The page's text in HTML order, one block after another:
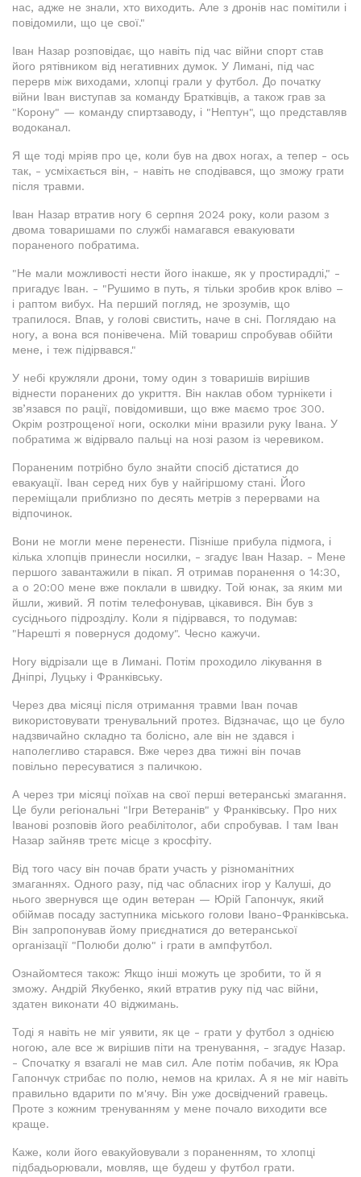
нас, адже не знали, хто виходить. Але з дронів нас помітили і
повідомили, що це свої."
Іван Назар розповідає, що навіть під час війни спорт став
його рятівником від негативних думок. У Лимані, під час
перерв між виходами, хлопці грали у футбол. До початку
війни Іван виступав за команду Братківців, а також грав за
"Корону" — команду спиртзаводу, і "Нептун", що представляв
водоканал.
Я ще тоді мріяв про це, коли був на двох ногах, а тепер - ось
так, - усміхається він, - навіть не сподівався, що зможу грати
після травми.
Іван Назар втратив ногу 6 серпня 2024 року, коли разом з
двома товаришами по службі намагався евакуювати
пораненого побратима.
"Не мали можливості нести його інакше, як у простирадлі," -
пригадує Іван. - "Рушимо в путь, я тільки зробив крок вліво –
і раптом вибух. На перший погляд, не зрозумів, що
трапилося. Впав, у голові свистить, наче в сні. Поглядаю на
ногу, а вона вся понівечена. Мій товариш спробував обійти
мене, і теж підірвався."
У небі кружляли дрони, тому один з товаришів вирішив
віднести поранених до укриття. Він наклав обом турнікети і
зв’язався по рації, повідомивши, що вже маємо троє 300.
Окрім розтрощеної ноги, осколки міни вразили руку Івана. У
побратима ж відірвало пальці на нозі разом із черевиком.
Пораненим потрібно було знайти спосіб дістатися до
евакуації. Іван серед них був у найгіршому стані. Його
переміщали приблизно по десять метрів з перервами на
відпочинок.
Вони не могли мене перенести. Пізніше прибула підмога, і
кілька хлопців принесли носилки, - згадує Іван Назар. - Мене
першого завантажили в пікап. Я отримав поранення о 14:30,
а о 20:00 мене вже поклали в швидку. Той юнак, за яким ми
йшли, живий. Я потім телефонував, цікавився. Він був з
сусіднього підрозділу. Коли я підірвався, то подумав:
"Нарешті я повернуся додому". Чесно кажучи.
Ногу відрізали ще в Лимані. Потім проходило лікування в
Дніпрі, Луцьку і Франківську.
Через два місяці після отримання травми Іван почав
використовувати тренувальний протез. Відзначає, що це було
надзвичайно складно та болісно, але він не здався і
наполегливо старався. Вже через два тижні він почав
повільно пересуватися з паличкою.
А через три місяці поїхав на свої перші ветеранські змагання.
Це були регіональні "Ігри Ветеранів" у Франківську. Про них
Іванові розповів його реабілітолог, аби спробував. І там Іван
Назар зайняв третє місце з кросфіту.
Від того часу він почав брати участь у різноманітних
змаганнях. Одного разу, під час обласних ігор у Калуші, до
нього звернувся ще один ветеран — Юрій Гапончук, який
обіймав посаду заступника міського голови Івано-Франківська.
Він запропонував йому приєднатися до ветеранської
організації "Полюби долю" і грати в ампфутбол.
Ознайомтеся також: Якщо інші можуть це зробити, то й я
зможу. Андрій Якубенко, який втратив руку під час війни,
здатен виконати 40 віджимань.
Тоді я навіть не міг уявити, як це - грати у футбол з однією
ногою, але все ж вирішив піти на тренування, - згадує Назар.
- Спочатку я взагалі не мав сил. Але потім побачив, як Юра
Гапончук стрибає по полю, немов на крилах. А я не міг навіть
правильно вдарити по м'ячу. Він уже досвідчений гравець.
Проте з кожним тренуванням у мене почало виходити все
краще.
Каже, коли його евакуйовували з пораненням, то хлопці
підбадьорювали, мовляв, ще будеш у футбол грати.